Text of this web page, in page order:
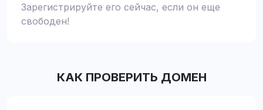
Зарегистрируйте его сейчас, если он еще
свободен!
КАК ПРОВЕРИТЬ ДОМЕН